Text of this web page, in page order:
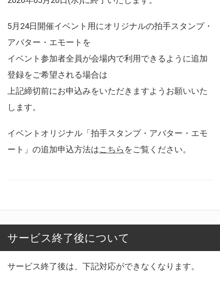
5月24日開催イベント用にオリジナルの拍手スタンプ・
アバター・エモートを
イベント参加者全員が会場内で利用できるように追加
登録をご希望される場合は
上記締切前にお申込みをいただきますようお願いいた
します。
イベントオリジナル「拍手スタンプ・アバター・エモ
ート」の追加申込方法はこちら をご覧ください。
サービス終了後について
サービス終了後は、下記対応ができなくなります。